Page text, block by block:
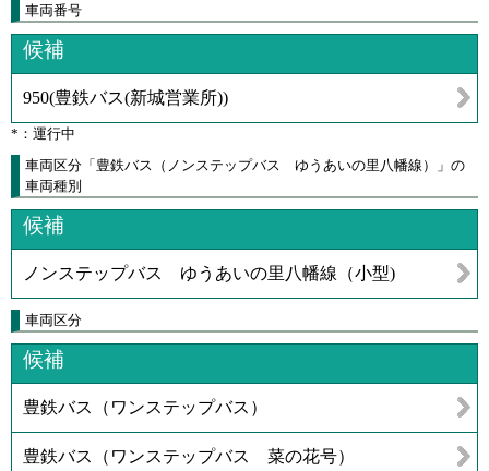
車両番号
候補
950(豊鉄バス(新城営業所))
*：運行中
車両区分「豊鉄バス（ノンステップバス ゆうあいの里八幡線）」の
車両種別
候補
ノンステップバス ゆうあいの里八幡線（小型)
車両区分
候補
豊鉄バス（ワンステップバス）
豊鉄バス（ワンステップバス 菜の花号）